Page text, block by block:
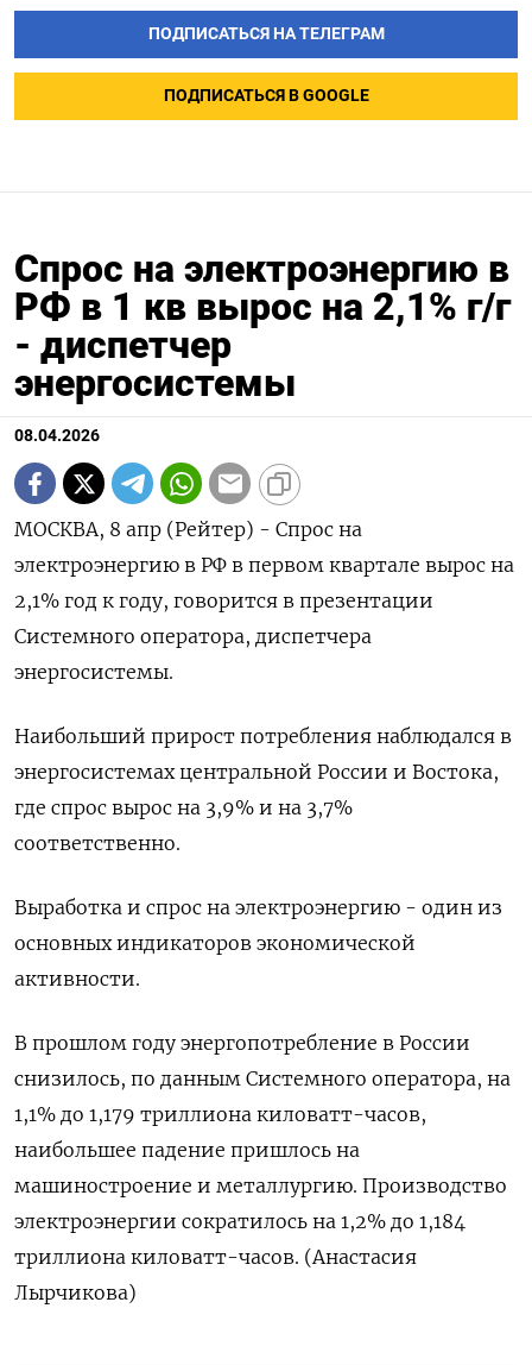
ПОДПИСАТЬСЯ НА ТЕЛЕГРАМ
ПОДПИСАТЬСЯ В GOOGLE
Спрос на электроэнергию в
РФ в 1 кв вырос на 2,1% г/г
- диспетчер
энергосистемы
08.04.2026
МОСКВА, 8 апр (Рейтер) - Спрос на
электроэнергию в ‌РФ в первом квартале вырос на
2,1% год ​к ​году, говорится ​в презентации
Системного ⁠оператора, ‌диспетчера
энергосистемы.
Наибольший ‌прирост потребления наблюдался в
энергосистемах центральной ​России и ‌Востока,
где спрос ​вырос на 3,9% ‌и на 3,7%
соответственно.
Выработка и спрос на ​электроэнергию - ​один ‌из
основных индикаторов экономической
активности.
В ​прошлом году энергопотребление в России
снизилось, по данным Системного оператора, на
1,1% до 1,179 ​триллиона киловатт-часов,
⁠наибольшее падение пришлось на
‌машиностроение и металлургию. Производство
‌электроэнергии сократилось на ​1,2% до 1,184
триллиона ‌киловатт-часов. (Анастасия
Лырчикова)